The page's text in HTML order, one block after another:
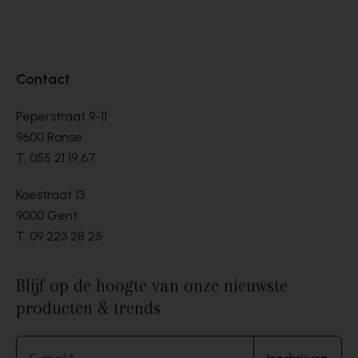
Contact
Peperstraat 9-11
9600 Ronse
T. 055 21 19 67
Koestraat 13
9000 Gent
T. 09 223 28 25
Blijf op de hoogte van onze nieuwste
producten & trends